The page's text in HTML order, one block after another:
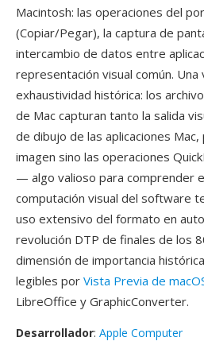
Macintosh: las operaciones del
(Copiar/Pegar), la captura de
intercambio de datos entre
representación visual común. Una
exhaustividad histórica: los
de Mac capturan tanto la salida
de dibujo de las aplicaciones
imagen sino las operaciones
— algo valioso para comprender
computación visual del software
uso extensivo del formato en
revolución DTP de finales de los
dimensión de importancia
legibles por Vista Previa de
LibreOffice y GraphicConverter.
Desarrollador: Apple Computer